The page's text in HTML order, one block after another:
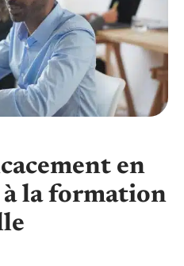
en
à la formation